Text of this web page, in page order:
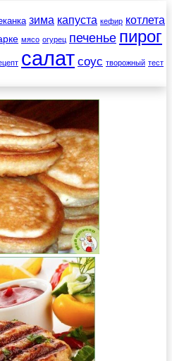
зима капуста кефир котлета
мясо огурец печенье пирог
салат соус творожный тест